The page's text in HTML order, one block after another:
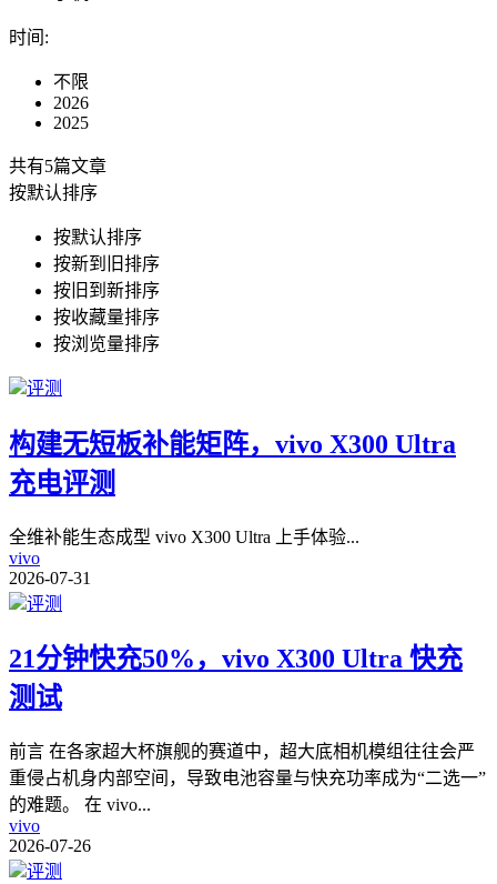
时间 :
不限
2026
2025
共有5篇文章
按默认排序
按默认排序
按新到旧排序
按旧到新排序
按收藏量排序
按浏览量排序
评测
构建无短板补能矩阵，vivo X300 Ultra
充电评测
全维补能生态成型 vivo X300 Ultra 上手体验...
vivo
2026-07-31
评测
21分钟快充50%，vivo X300 Ultra 快充
测试
前言 在各家超大杯旗舰的赛道中，超大底相机模组往往会严
重侵占机身内部空间，导致电池容量与快充功率成为“二选一”
的难题。 在 vivo...
vivo
2026-07-26
评测